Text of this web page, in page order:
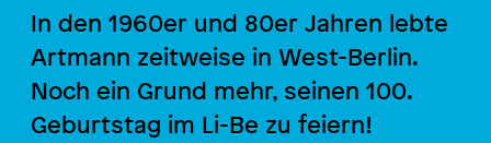
In den 1960er und 80er Jahren lebte
Artmann zeitweise in West-Berlin.
Noch ein Grund mehr, seinen 100.
Geburtstag im Li-Be zu feiern!